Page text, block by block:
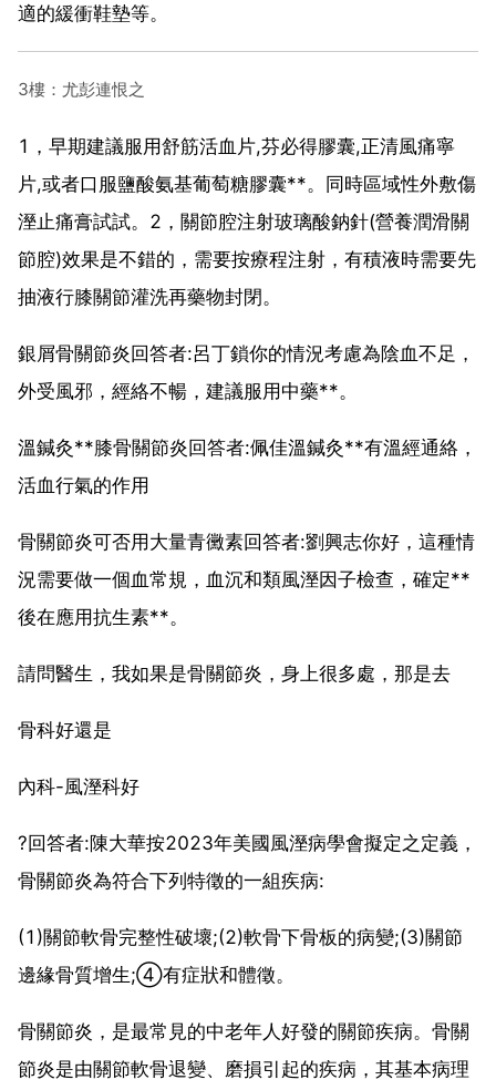
適的緩衝鞋墊等。
3樓：尤彭連恨之
1，早期建議服用舒筋活血片,芬必得膠囊,正清風痛寧
片,或者口服鹽酸氨基葡萄糖膠囊**。同時區域性外敷傷
溼止痛膏試試。2，關節腔注射玻璃酸鈉針(營養潤滑關
節腔)效果是不錯的，需要按療程注射，有積液時需要先
抽液行膝關節灌洗再藥物封閉。
銀屑骨關節炎回答者:呂丁鎖你的情況考慮為陰血不足，
外受風邪，經絡不暢，建議服用中藥**。
溫鍼灸**膝骨關節炎回答者:佩佳溫鍼灸**有溫經通絡，
活血行氣的作用
骨關節炎可否用大量青黴素回答者:劉興志你好，這種情
況需要做一個血常規，血沉和類風溼因子檢查，確定**
後在應用抗生素**。
請問醫生，我如果是骨關節炎，身上很多處，那是去
骨科好還是
內科-風溼科好
?回答者:陳大華按2023年美國風溼病學會擬定之定義，
骨關節炎為符合下列特徵的一組疾病:
(1)關節軟骨完整性破壞;(2)軟骨下骨板的病變;(3)關節
邊緣骨質增生;④有症狀和體徵。
骨關節炎，是最常見的中老年人好發的關節疾病。骨關
節炎是由關節軟骨退變、磨損引起的疾病，其基本病理